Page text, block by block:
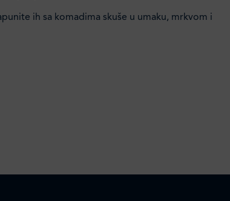
ih sa komadima skuše u umaku, mrkvom i